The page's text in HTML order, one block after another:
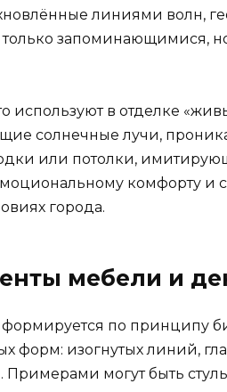
линиями волн,
только запоминающимися,
используют в отделке
солнечные лучи,
или потолки,
комфорту и
города.
мебели и
по принципу
форм: изогнутых линий,
Примерами могут быть